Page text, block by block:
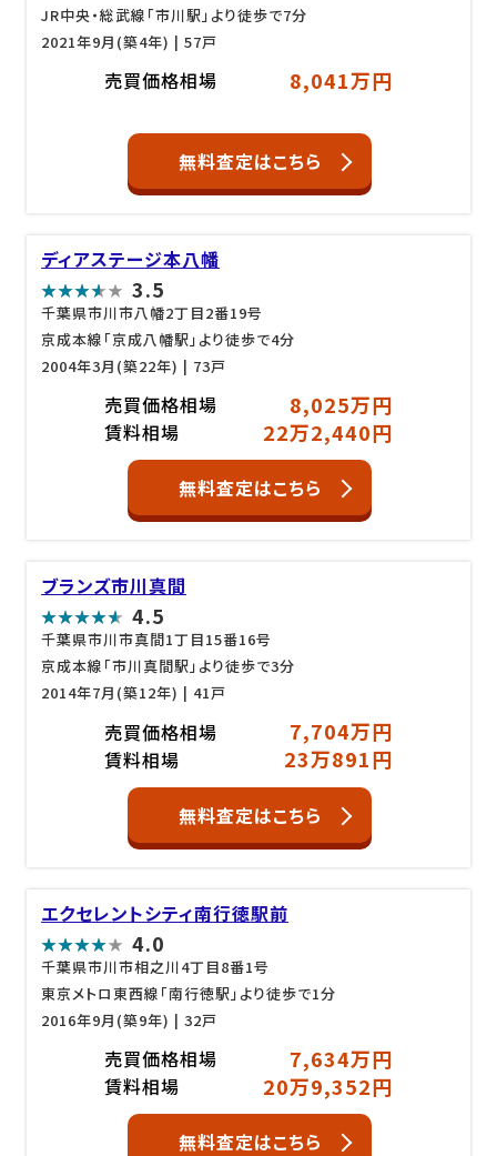
JR中央・総武線「市川駅」より徒歩で7分
2021年9月(築4年) | 57戸
売買価格相場 8,041万円
無料査定はこちら
ディアステージ本八幡
3.5
千葉県市川市八幡2丁目2番19号
京成本線「京成八幡駅」より徒歩で4分
2004年3月(築22年) | 73戸
売買価格相場 8,025万円
賃料相場 22万2,440円
無料査定はこちら
ブランズ市川真間
4.5
千葉県市川市真間1丁目15番16号
京成本線「市川真間駅」より徒歩で3分
2014年7月(築12年) | 41戸
売買価格相場 7,704万円
賃料相場 23万891円
無料査定はこちら
エクセレントシティ南行徳駅前
4.0
千葉県市川市相之川4丁目8番1号
東京メトロ東西線「南行徳駅」より徒歩で1分
2016年9月(築9年) | 32戸
売買価格相場 7,634万円
賃料相場 20万9,352円
無料査定はこちら